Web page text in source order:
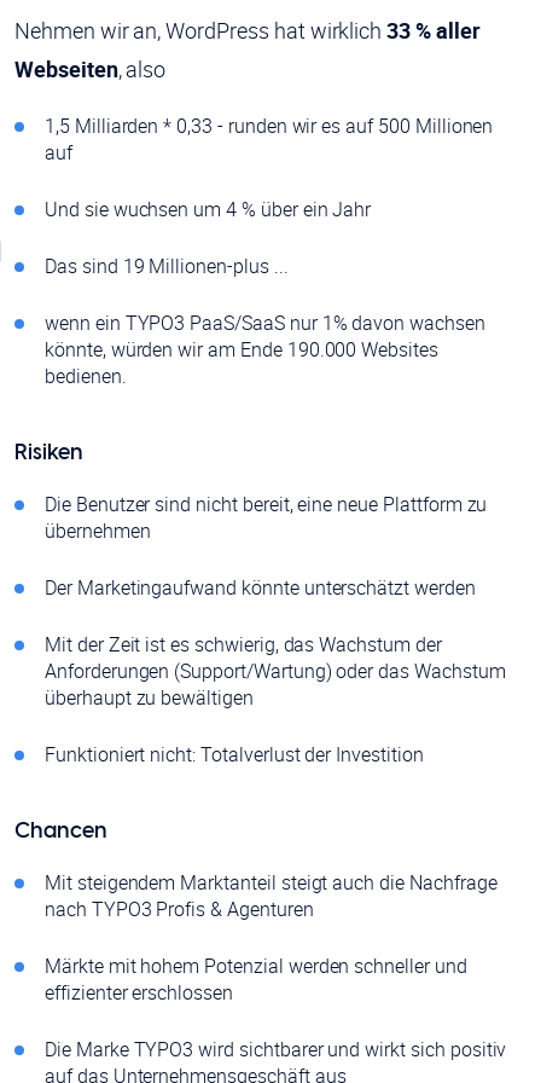
Nehmen wir an, WordPress hat wirklich33 % aller
Webseiten, also
1,5 Milliarden * 0,33 - runden wir es auf 500 Millionen
auf
Und sie wuchsen um 4 % über ein Jahr
Das sind 19 Millionen-plus ...
wenn ein TYPO3 PaaS/SaaS nur 1% davon wachsen
könnte, würden wir am Ende 190.000 Websites
bedienen.
Risiken
Die Benutzer sind nicht bereit, eine neue Plattform zu
übernehmen
Der Marketingaufwand könnte unterschätzt werden
Mit der Zeit ist es schwierig, das Wachstum der
Anforderungen (Support/Wartung) oder das Wachstum
überhaupt zu bewältigen
Funktioniert nicht: Totalverlust der Investition
Chancen
Mit steigendem Marktanteil steigt auch die Nachfrage
nach TYPO3 Profis & Agenturen
Märkte mit hohem Potenzial werden schneller und
effizienter erschlossen
Die Marke TYPO3 wird sichtbarer und wirkt sich positiv
auf das Unternehmensgeschäft aus